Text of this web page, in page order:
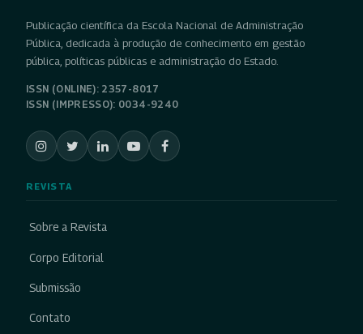
Publicação científica da Escola Nacional de Administração
Pública, dedicada à produção de conhecimento em gestão
pública, políticas públicas e administração do Estado.
ISSN (ONLINE): 2357-8017
ISSN (IMPRESSO): 0034-9240
REVISTA
Sobre a Revista
Corpo Editorial
Submissão
Contato